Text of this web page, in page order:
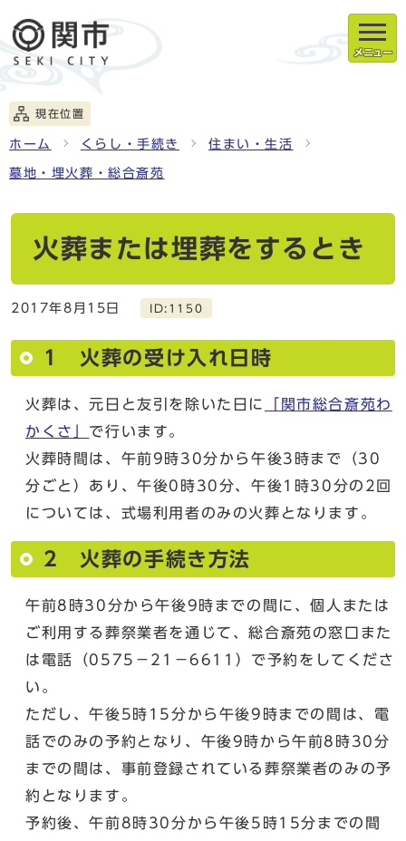
メニュー
現在位置
ホーム くらし・手続き 住まい・生活
墓地・埋火葬・総合斎苑
火葬または埋葬をするとき
2017年8月15日 ID:1150
1 火葬の受け入れ日時
火葬は、元日と友引を除いた日に
「関市総合斎苑わ
かくさ」 で行います。
火葬時間は、午前9時30分から午後3時まで（30
分ごと）あり、午後0時30分、午後1時30分の2回
については、式場利用者のみの火葬となります。
2 火葬の手続き方法
午前8時30分から午後9時までの間に、個人または
ご利用する葬祭業者を通じて、総合斎苑の窓口また
は電話（0575－21－6611）で予約をしてくださ
い。
ただし、午後5時15分から午後9時までの間は、電
話でのみの予約となり、午後9時から午前8時30分
までの間は、事前登録されている葬祭業者のみの予
約となります。
予約後、午前8時30分から午後5時15分までの間